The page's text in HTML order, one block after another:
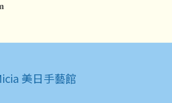
美日手藝館